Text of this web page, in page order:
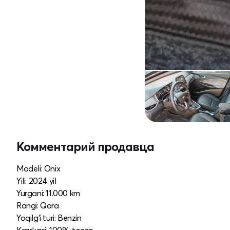
Комментарий продавца
Modeli: Onix
Yili: 2024 yil
Yurgani: 11.000 km
Rangi: Qora
Yoqilg’i turi: Benzin